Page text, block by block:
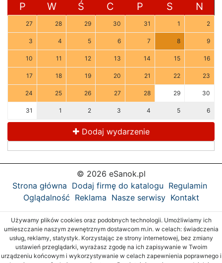
P W Ś C P S N
27 28 29 30 31 1 2
3 4 5 6 7 8 9
10 11 12 13 14 15 16
17 18 19 20 21 22 23
24 25 26 27 28 29 30
31 1 2 3 4 5 6
Dodaj wydarzenie
© 2026 eSanok.pl
Strona główna Dodaj firmę do katalogu Regulamin
Oglądalność Reklama Nasze serwisy Kontakt
Używamy plików cookies oraz podobnych technologii. Umożliwiamy ich
umieszczanie naszym zewnętrznym dostawcom m.in. w celach: świadczenia
usług, reklamy, statystyk. Korzystając ze strony internetowej, bez zmiany
ustawień przeglądarki, wyrażasz zgodę na ich zapisywanie w Twoim
urządzeniu końcowym i wykorzystywanie w celach zapewnienia poprawnego i